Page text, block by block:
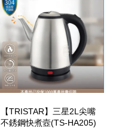
【TRISTAR】三星2L尖嘴
不銹鋼快煮壼(TS-HA205)